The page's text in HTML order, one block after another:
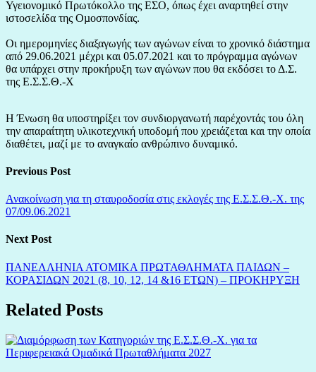
Υγειονοµικό Πρωτόκολλο της ΕΣΟ, όπως έχει αναρτηθεί στην
ιστοσελίδα της Οµοσπονδίας.
Οι ημερομηνίες διαξαγωγής των αγώνων είναι το χρονικό διάστημα
από 29.06.2021 μέχρι και 05.07.2021 και το πρόγραμμα αγώνων
θα υπάρχει στην προκήρυξη των αγώνων που θα εκδόσει το Δ.Σ.
της Ε.Σ.Σ.Θ.-Χ
Η Ένωση θα υποστηρίξει τον συνδιοργανωτή παρέχοντάς του όλη
την απαραίτητη υλικοτεχνική υποδομή που χρειάζεται και την οποία
διαθέτει, μαζί με το αναγκαίο ανθρώπινο δυναμικό.
Previous Post
Ανακοίνωση για τη σταυροδοσία στις εκλογές της Ε.Σ.Σ.Θ.-Χ. της
07/09.06.2021
Next Post
ΠΑΝΕΛΛΗΝΙΑ ΑΤΟΜΙΚΑ ΠΡΩΤΑΘΛΗΜΑΤΑ ΠΑΙΔΩΝ –
ΚΟΡΑΣΙΔΩΝ 2021 (8, 10, 12, 14 &16 ΕΤΩΝ) – ΠΡΟΚΗΡΥΞΗ
Related Posts